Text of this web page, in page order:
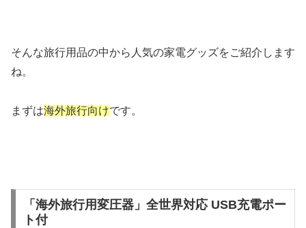
そんな旅行用品の中から人気の家電グッズをご紹介します
ね。
まずは海外旅行向けです。
「海外旅行用変圧器」全世界対応 USB充電ポー
ト付